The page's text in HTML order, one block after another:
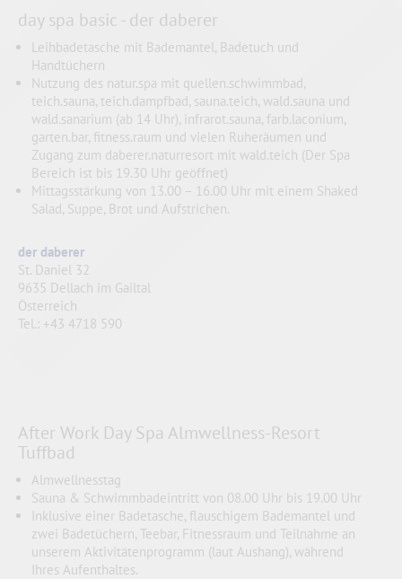
day spa basic - der daberer
Leihbadetasche mit Bademantel, Badetuch und
Handtüchern
Nutzung des natur.spa mit quellen.schwimmbad,
teich.sauna, teich.dampfbad, sauna.teich, wald.sauna und
wald.sanarium (ab 14 Uhr), infrarot.sauna, farb.laconium,
garten.bar, fitness.raum und vielen Ruheräumen und
Zugang zum daberer.naturresort mit wald.teich (Der Spa
Bereich ist bis 19.30 Uhr geöffnet)
Mittagsstärkung von 13.00 – 16.00 Uhr mit einem Shaked
Salad, Suppe, Brot und Aufstrichen.
der daberer
St. Daniel 32
9635 Dellach im Gailtal
Österreich
Tel.: +43 4718 590
After Work Day Spa Almwellness-Resort
Tuffbad
Almwellnesstag
Sauna & Schwimmbadeintritt von 08.00 Uhr bis 19.00 Uhr
Inklusive einer Badetasche, flauschigem Bademantel und
zwei Badetüchern, Teebar, Fitnessraum und Teilnahme an
unserem Aktivitätenprogramm (laut Aushang), während
Ihres Aufenthaltes.